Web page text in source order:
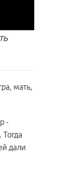
мать,
-
дали